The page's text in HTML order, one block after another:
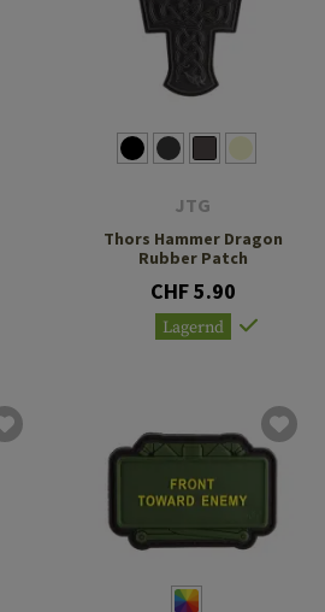
JTG
Thors Hammer Dragon
Rubber Patch
CHF 5.90
Lagernd